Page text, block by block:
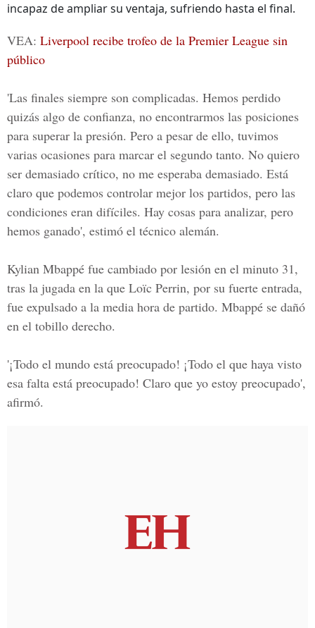
incapaz de ampliar su ventaja, sufriendo hasta el final.
VEA: Liverpool recibe trofeo de la Premier League sin
público
'Las finales siempre son complicadas. Hemos perdido
quizás algo de confianza, no encontrarmos las posiciones
para superar la presión. Pero a pesar de ello, tuvimos
varias ocasiones para marcar el segundo tanto. No quiero
ser demasiado crítico, no me esperaba demasiado. Está
claro que podemos controlar mejor los partidos, pero las
condiciones eran difíciles. Hay cosas para analizar, pero
hemos ganado', estimó el técnico alemán.
Kylian Mbappé fue cambiado por lesión en el minuto 31,
tras la jugada en la que Loïc Perrin, por su fuerte entrada,
fue expulsado a la media hora de partido. Mbappé se dañó
en el tobillo derecho.
'¡Todo el mundo está preocupado! ¡Todo el que haya visto
esa falta está preocupado! Claro que yo estoy preocupado',
afirmó.